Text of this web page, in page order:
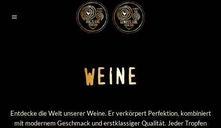
Inhalt
Entdecke die Welt unserer Weine. Er verkörpert Perfektion, kombiniert
mit modernem Geschmack und erstklassiger Qualität. Jeder Tropfen